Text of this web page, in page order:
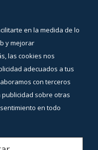
en la medida de lo
y mejorar
las cookies nos
adecuados a tus
con terceros
sobre otras
en todo